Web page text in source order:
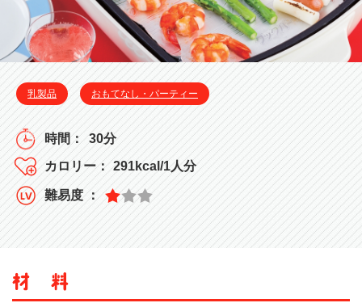
乳製品 おもてなし・パーティー
30分
291kcal/1人分